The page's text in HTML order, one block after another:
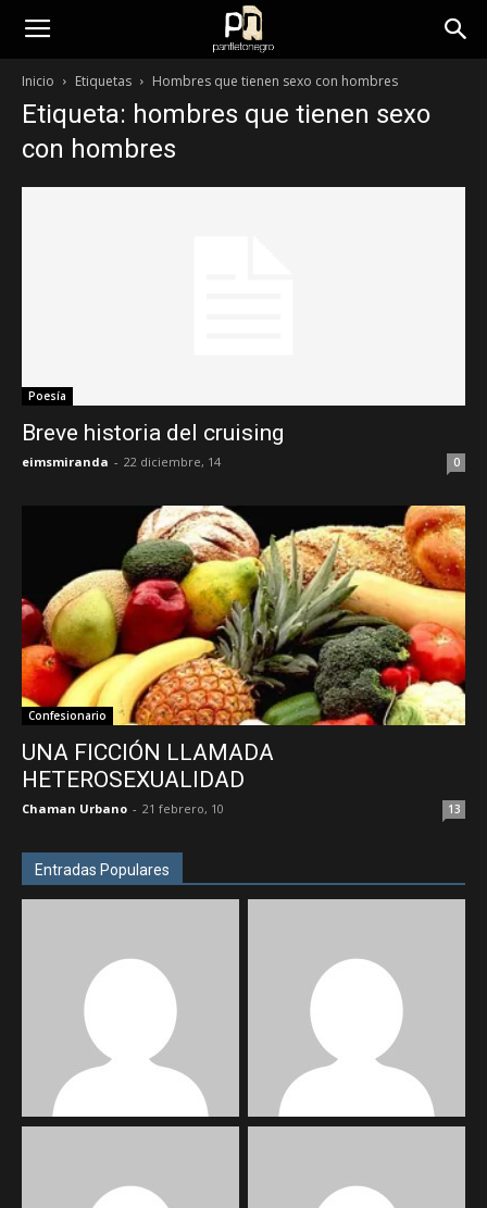
panfletonegro
Inicio Etiquetas Hombres que tienen sexo con hombres
Etiqueta: hombres que tienen sexo
con hombres
Poesía
Breve historia del cruising
eimsmiranda - 22 diciembre, 14 0
Confesionario
UNA FICCIÓN LLAMADA
HETEROSEXUALIDAD
Chaman Urbano - 21 febrero, 10 13
Entradas Populares